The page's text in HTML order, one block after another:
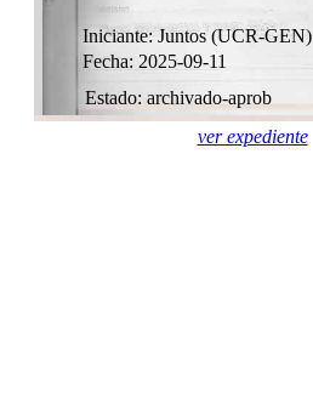
Fecha: 2025-09-11
Estado: archivado-aprob
Iniciante: Juntos (UCR-GEN)
ver expediente